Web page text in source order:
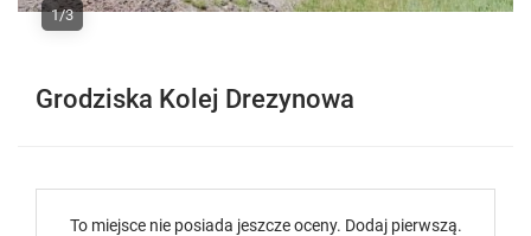
1/3
Grodziska Kolej Drezynowa
To miejsce nie posiada jeszcze oceny. Dodaj pierwszą.